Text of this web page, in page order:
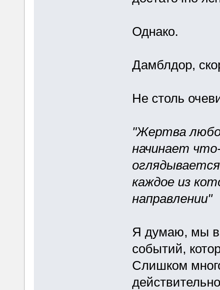
Однако.
Дамблдор,
Не столь
"Жертва
начинает
каждое из
направлении"
Я думаю, мы
событий,
Слишком